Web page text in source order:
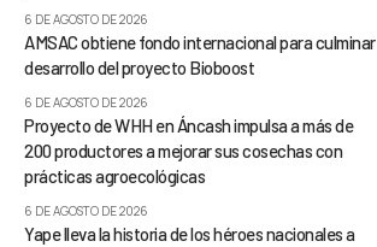
6 DE AGOSTO DE 2026
AMSAC obtiene fondo internacional para culminar
desarrollo del proyecto Bioboost
6 DE AGOSTO DE 2026
Proyecto de WHH en Áncash impulsa a más de
200 productores a mejorar sus cosechas con
prácticas agroecológicas
6 DE AGOSTO DE 2026
Yape lleva la historia de los héroes nacionales a